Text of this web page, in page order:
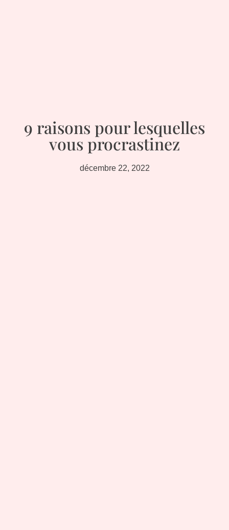
9 raisons pour lesquelles
vous procrastinez
décembre 22, 2022